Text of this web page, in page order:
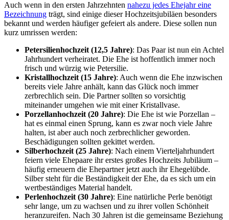
Auch wenn in den ersten Jahrzehnten nahezu jedes Ehejahr eine
Bezeichnung trägt, sind einige dieser Hochzeitsjubiläen besonders
bekannt und werden häufiger gefeiert als andere. Diese sollen nun
kurz umrissen werden:
Petersilienhochzeit (12,5 Jahre): Das Paar ist nun ein Achtel
Jahrhundert verheiratet. Die Ehe ist hoffentlich immer noch
frisch und würzig wie Petersilie.
Kristallhochzeit (15 Jahre): Auch wenn die Ehe inzwischen
bereits viele Jahre anhält, kann das Glück noch immer
zerbrechlich sein. Die Partner sollten so vorsichtig
miteinander umgehen wie mit einer Kristallvase.
Porzellanhochzeit (20 Jahre): Die Ehe ist wie Porzellan –
hat es einmal einen Sprung, kann es zwar noch viele Jahre
halten, ist aber auch noch zerbrechlicher geworden.
Beschädigungen sollten gekittet werden.
Silberhochzeit (25 Jahre): Nach einem Vierteljahrhundert
feiern viele Ehepaare ihr erstes großes Hochzeits Jubiläum –
häufig erneuern die Ehepartner jetzt auch ihr Ehegelübde.
Silber steht für die Beständigkeit der Ehe, da es sich um ein
wertbeständiges Material handelt.
Perlenhochzeit (30 Jahre): Eine natürliche Perle benötigt
sehr lange, um zu wachsen und zu ihrer vollen Schönheit
heranzureifen. Nach 30 Jahren ist die gemeinsame Beziehung